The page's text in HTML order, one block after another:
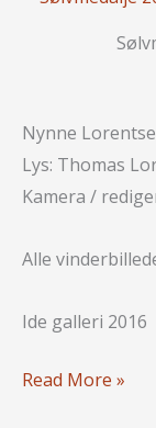
Nynne
Lys: Thomas
Kamera /
Alle
Ide galleri 2016
Guld
Read More »